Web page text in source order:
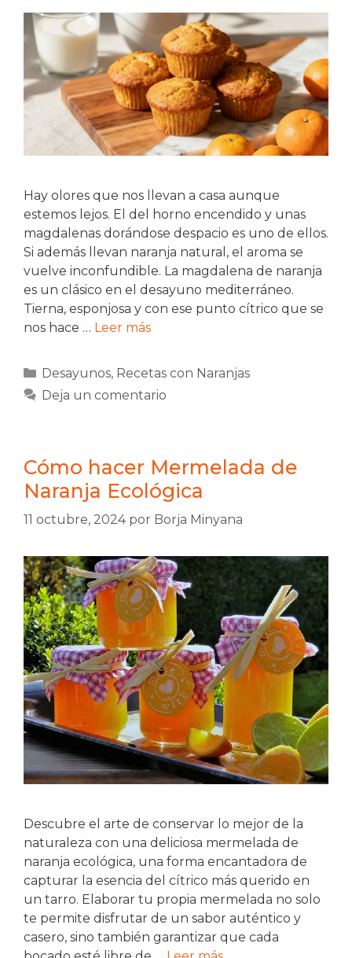
Hay olores que nos llevan a casa aunque
estemos lejos. El del horno encendido y unas
magdalenas dorándose despacio es uno de ellos.
Si además llevan naranja natural, el aroma se
vuelve inconfundible. La magdalena de naranja
es un clásico en el desayuno mediterráneo.
Tierna, esponjosa y con ese punto cítrico que se
nos hace … Leer más
Categorías
Desayunos, Recetas con Naranjas
Deja un comentario
Cómo hacer Mermelada de
Naranja Ecológica
11 octubre, 2024 por Borja Minyana
Descubre el arte de conservar lo mejor de la
naturaleza con una deliciosa mermelada de
naranja ecológica, una forma encantadora de
capturar la esencia del cítrico más querido en
un tarro. Elaborar tu propia mermelada no solo
te permite disfrutar de un sabor auténtico y
casero, sino también garantizar que cada